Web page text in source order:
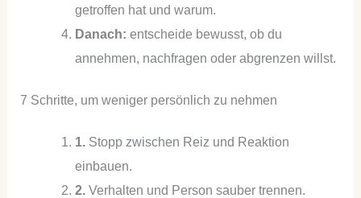
getroffen hat und warum.
Danach: entscheide bewusst, ob du
annehmen, nachfragen oder abgrenzen willst.
7 Schritte, um weniger persönlich zu nehmen
1.Stopp zwischen Reiz und Reaktion
einbauen.
2.Verhalten und Person sauber trennen.